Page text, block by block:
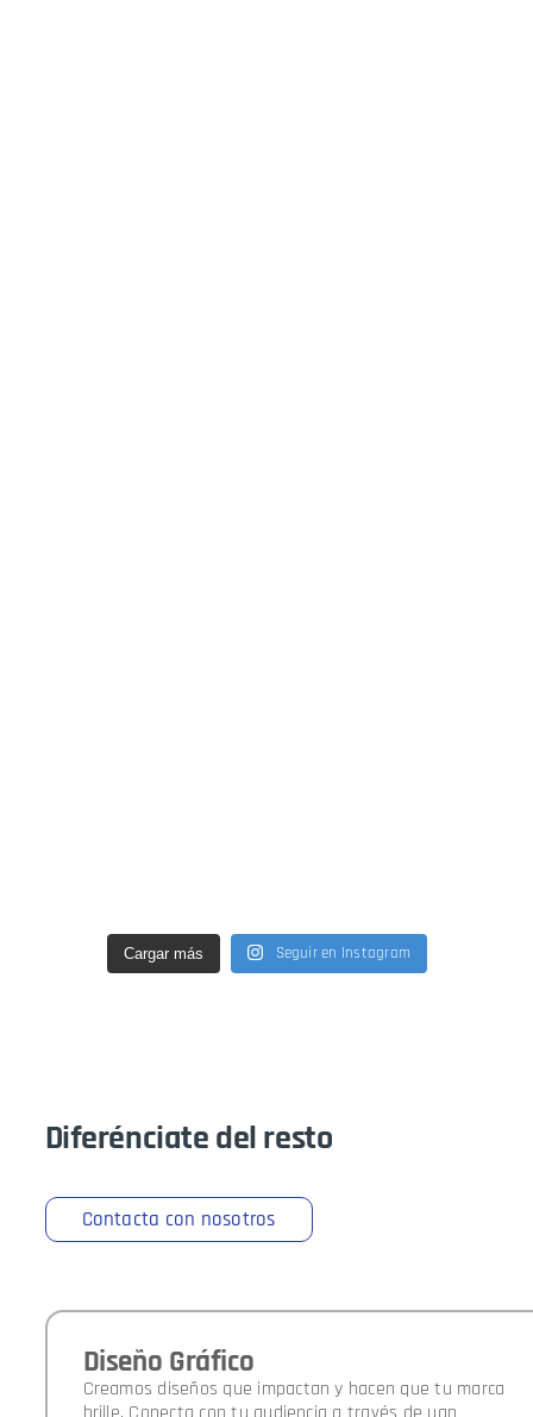
Cargar más Seguir en Instagram
Diferénciatedel resto
Contacta con nosotros
Diseño Gráfico
Creamos diseños que impactan y hacen que tu marca